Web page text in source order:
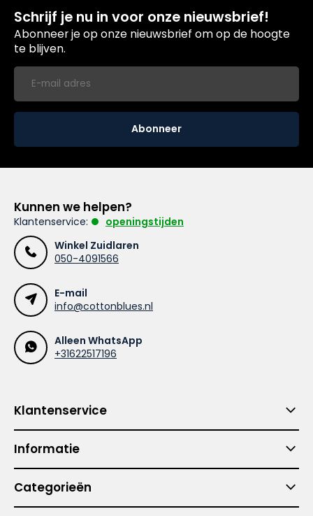
Schrijf je nu in voor onze nieuwsbrief!
Abonneer je op onze nieuwsbrief om op de hoogte
te blijven.
Abonneer
Kunnen we helpen?
Klantenservice:
openingstijden
Winkel Zuidlaren
050-4091566
E-mail
info@cottonblues.nl
Alleen WhatsApp
+31622517196
Klantenservice
Informatie
Categorieën